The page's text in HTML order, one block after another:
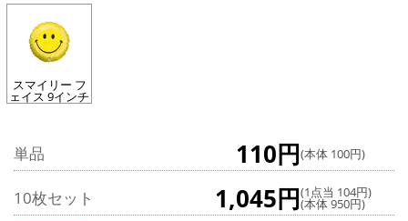
スマイリー フ
ェイス 9インチ
単品 110円(本体 100円)
10枚セット 1,045円(1点当 104円)
(本体 950円)